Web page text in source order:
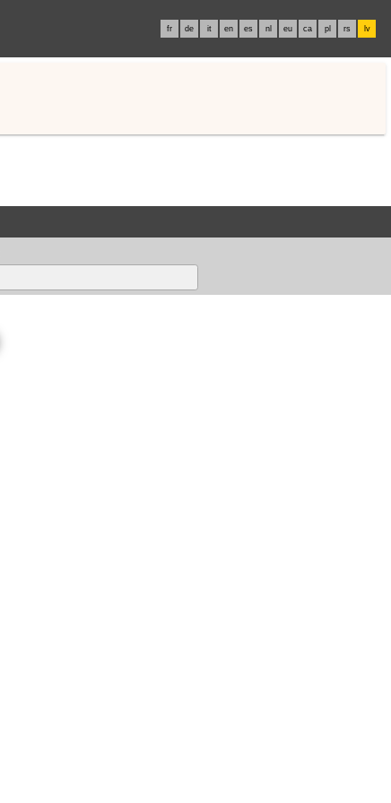
fr de it en es nl eu ca pl rs lv